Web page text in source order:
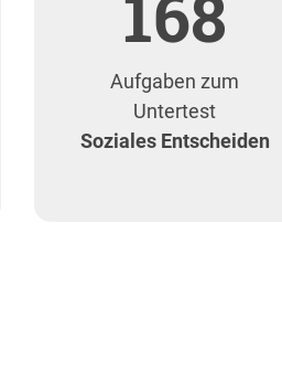
Aufgaben zum
Untertest
Soziales Entscheiden